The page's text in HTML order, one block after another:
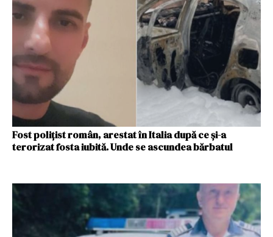
Fost polițist român, arestat în Italia după ce și-a
terorizat fosta iubită. Unde se ascundea bărbatul